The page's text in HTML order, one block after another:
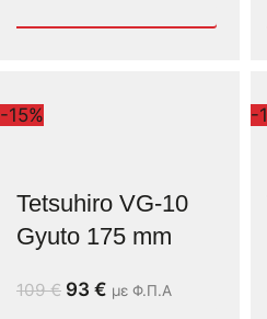
-15%
Tetsuhiro VG-10
Gyuto 175 mm
109€ 93 € με Φ.Π.Α
-